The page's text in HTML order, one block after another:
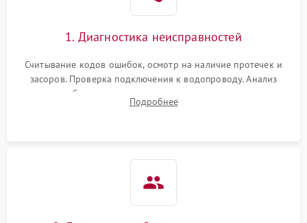
1. Диагностика неисправностей
Считывание кодов ошибок, осмотр на наличие протечек и
засоров. Проверка подключения к водопроводу. Анализ
жалоб на отсутствие слива, нагрева, вращения
разбрызгивателей или срабатывание системы защиты
Подробнее